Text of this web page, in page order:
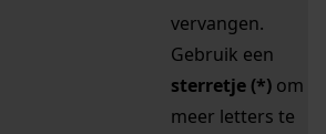
vervangen.
Gebruik een
sterretje (*) om
meer letters te